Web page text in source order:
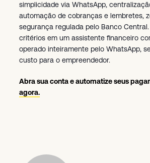
simplicidade via WhatsApp,
automação de cobranças e lembretes,
segurança regulada pelo Banco
critérios em um assistente financeiro
operado inteiramente pelo WhatsApp,
custo para o empreendedor.
Abra sua conta e automatize seus
agora.